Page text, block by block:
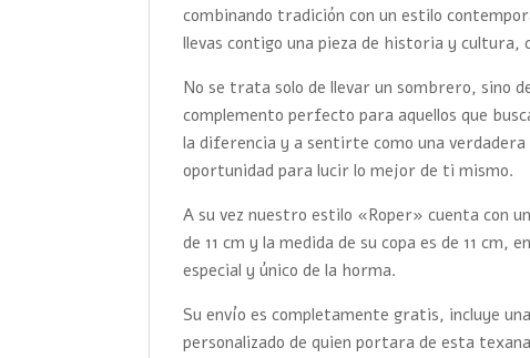
combinando tradición con un estilo
llevas contigo una pieza de historia y
No se trata solo de llevar un sombrero, sino
complemento perfecto para aquellos que
la diferencia y a sentirte como una verdadera
oportunidad para lucir lo mejor de ti mismo.
A su vez nuestro estilo «Roper» cuenta con
de 11 cm y la medida de su copa es de 11
especial y único de la horma.
Su envío es completamente gratis, incluye
personalizado de quien portara de esta